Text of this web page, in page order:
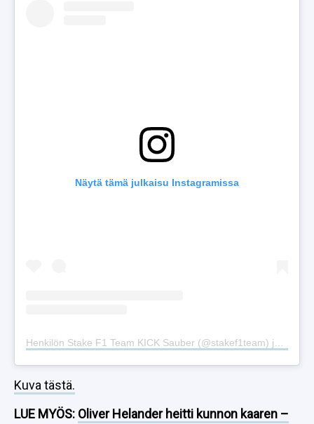
Näytä tämä julkaisu Instagramissa
Kuva tästä.
LUE MYÖS: Oliver Helander heitti kunnon kaaren –